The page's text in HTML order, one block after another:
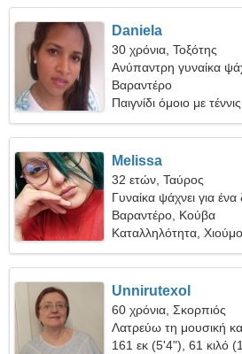
Daniela
30 χρόνια, Τοξότης
Ανύπαντρη γυναίκα
Βαραντέρο
Παιγνίδι όμοιο με
Melissa
32 ετών, Ταύρος
Γυναίκα ψάχνει για
Βαραντέρο, Κούβα
Καταλληλότητα,
Unnirutexol
60 χρόνια, Σκορπιός
Λατρεύω τη μουσική
161 εκ (5'4"), 61 κιλό